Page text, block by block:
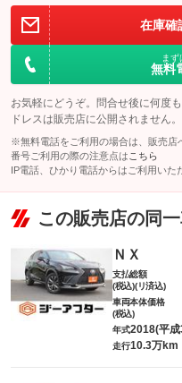
在庫確
ま
無料
お気軽にどうぞ。問合せ後に何度
ドレスは販売店に公開されません。
※無料電話をご利用の場合は、販売店
番号ご利用の際の注意点は こちら
IP電話、ひかり電話からはご利用いた
この販売店の同
ＮＸ
支払総額
(税込)(リ済込)
車両本体価格
(税込)
年式2018(平
走行10.3万km